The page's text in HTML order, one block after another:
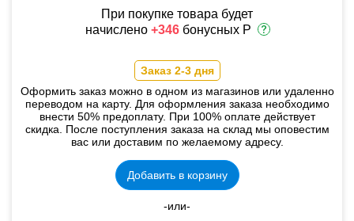
При покупке товара будет
начислено +346 бонусных Р
Заказ 2-3 дня
Оформить заказ можно в одном из магазинов или удаленно
переводом на карту. Для оформления заказа необходимо
внести 50% предоплату. При 100% оплате действует
скидка. После поступления заказа на склад мы оповестим
вас или доставим по желаемому адресу.
Добавить в корзину
-или-